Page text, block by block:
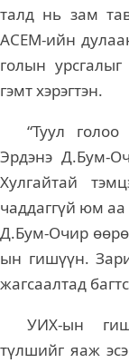
талд нь зам
АСЕМ-ийн
голын
гэмт хэрэгтэн.
“Туул
Эрдэнэ Д.Бум-
Хулгайтай
чаддаггүй юм аа
Д.Бум-Очир
ын гишүүн.
жагсаалтад
УИХ-ын
түлшийг яаж